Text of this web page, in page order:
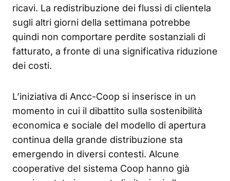
ricavi. La redistribuzione dei flussi di clientela
sugli altri giorni della settimana potrebbe
quindi non comportare perdite sostanziali di
fatturato, a fronte di una significativa riduzione
dei costi.
L’iniziativa di Ancc-Coop si inserisce in un
momento in cui il dibattito sulla sostenibilità
economica e sociale del modello di apertura
continua della grande distribuzione sta
emergendo in diversi contesti. Alcune
cooperative del sistema Coop hanno già